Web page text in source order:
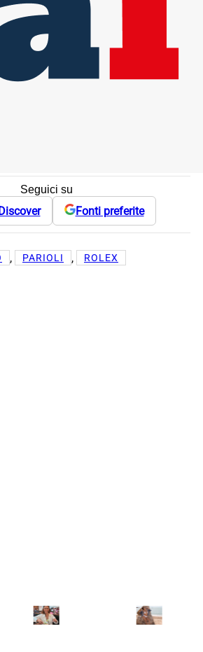
Seguici su
Fonti preferite
, PARIOLI , ROLEX